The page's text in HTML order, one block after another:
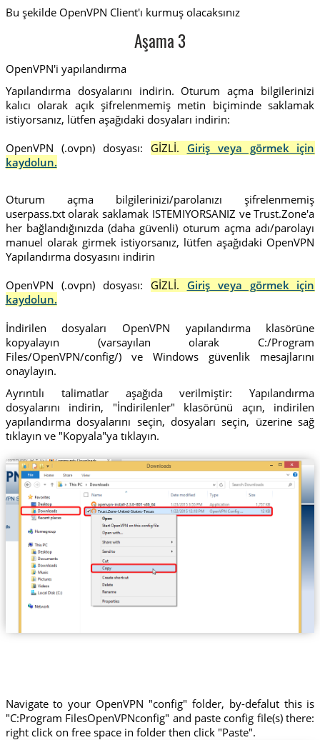
Bu şekilde OpenVPN Client'ı kurmuş olacaksınız
Aşama 3
OpenVPN'i yapılandırma
Yapılandırma dosyalarını indirin. Oturum açma bilgilerinizi
kalıcı olarak açık şifrelenmemiş metin biçiminde saklamak
istiyorsanız, lütfen aşağıdaki dosyaları indirin:
OpenVPN (.ovpn) dosyası:
GİZLİ. Giriş veya görmek için
kaydolun.
Oturum açma bilgilerinizi/parolanızı şifrelenmemiş
userpass.txt olarak saklamak ISTEMIYORSANIZ ve Trust.Zone'a
her bağlandığınızda (daha güvenli) oturum açma adı/parolayı
manuel olarak girmek istiyorsanız, lütfen aşağıdaki OpenVPN
Yapılandırma dosyasını indirin
OpenVPN (.ovpn) dosyası:
GİZLİ. Giriş veya görmek için
kaydolun.
İndirilen dosyaları OpenVPN yapılandırma klasörüne
kopyalayın (varsayılan olarak C:/Program
Files/OpenVPN/config/) ve Windows güvenlik mesajlarını
onaylayın.
Ayrıntılı talimatlar aşağıda verilmiştir: Yapılandırma
dosyalarını indirin, "İndirilenler" klasörünü açın, indirilen
yapılandırma dosyalarını seçin, dosyaları seçin, üzerine sağ
tıklayın ve "Kopyala"ya tıklayın.
Trust.Zone-United-States-Texas
Navigate to your OpenVPN "config" folder, by-defalut this is
"C:Program FilesOpenVPNconfig" and paste config file(s) there:
right click on free space in folder then click "Paste".